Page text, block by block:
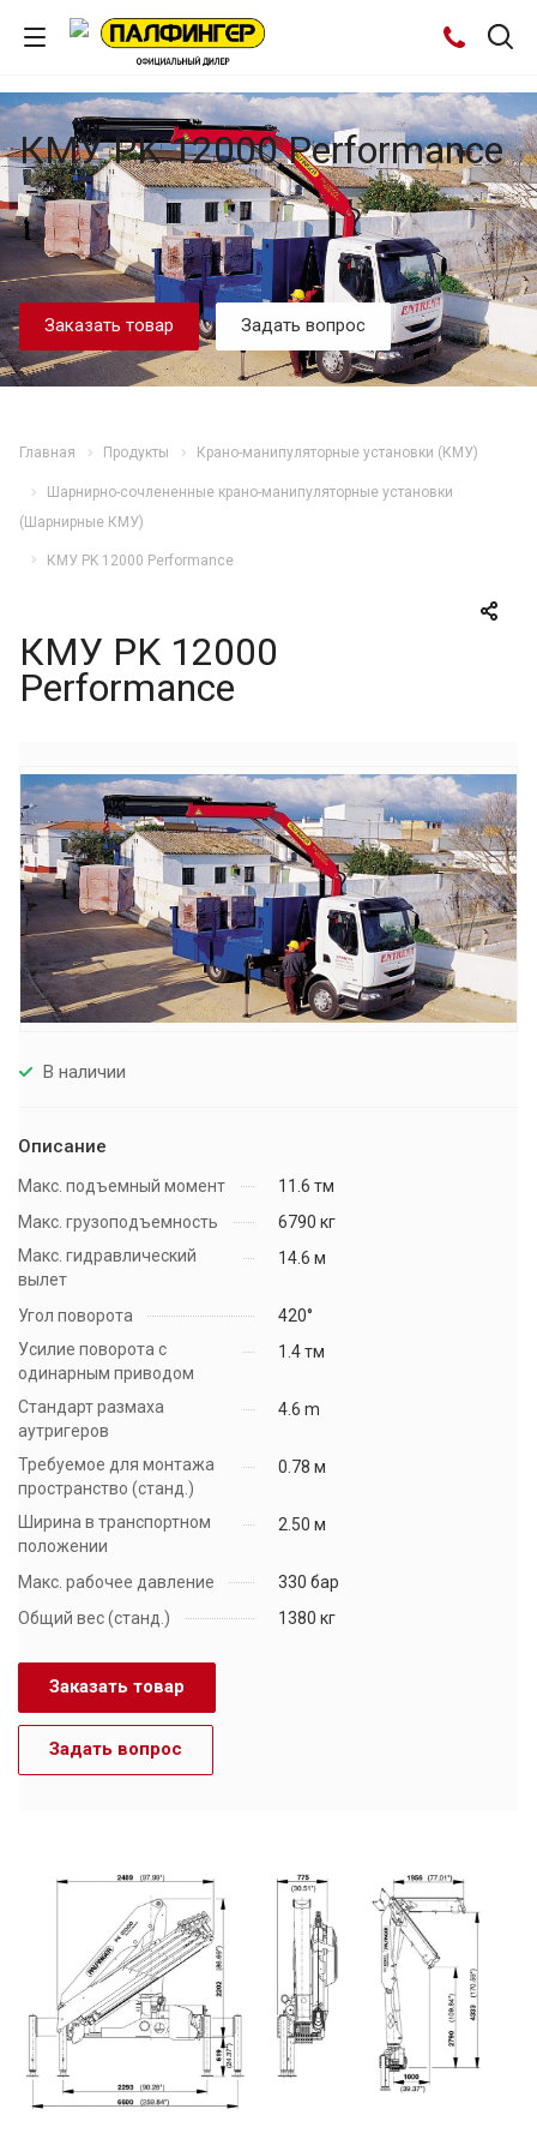
КМУ PK 12000 Performance
Заказать товар Задать вопрос
Главная Продукты Крано-манипуляторные установки (КМУ)
Шарнирно-сочлененные крано-манипуляторные установки
(Шарнирные КМУ)
КМУ PK 12000 Performance
КМУ PK 12000
Performance
В наличии
Описание
Макс. подъемный момент
11.6 тм
Макс. грузоподъемность
6790 кг
Макс. гидравлический
вылет
14.6 м
Угол поворота
420°
Усилие поворота с
одинарным приводом
1.4 тм
Стандарт размаха
аутригеров
4.6 m
Требуемое для монтажа
пространство (станд.)
0.78 м
Ширина в транспортном
положении
2.50 м
Макс. рабочее давление
330 бар
Общий вес (станд.)
1380 кг
Заказать товар
Задать вопрос